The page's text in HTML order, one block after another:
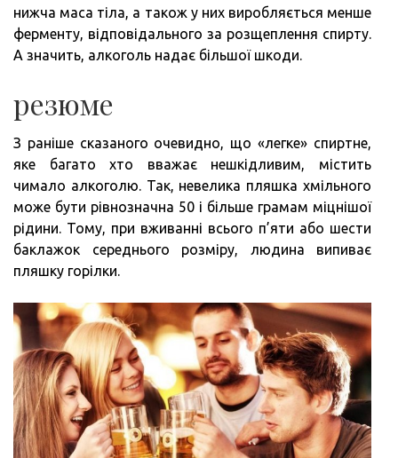
нижча маса тіла, а також у них виробляється менше
ферменту, відповідального за розщеплення спирту.
А значить, алкоголь надає більшої шкоди.
резюме
З раніше сказаного очевидно, що «легке» спиртне,
яке багато хто вважає нешкідливим, містить
чимало алкоголю. Так, невелика пляшка хмільного
може бути рівнозначна 50 і більше грамам міцнішої
рідини. Тому, при вживанні всього п’яти або шести
баклажок середнього розміру, людина випиває
пляшку горілки.